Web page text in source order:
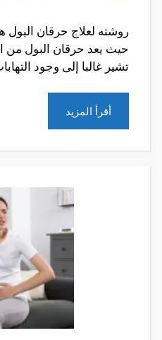
روشته لعلاج حرقان
حيث يعد حرقان البول من
تشير غالبا إلى وجود
أقرأ المزيد